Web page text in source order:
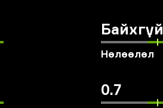
Байхгүй
Нөлөөлөл
0.7